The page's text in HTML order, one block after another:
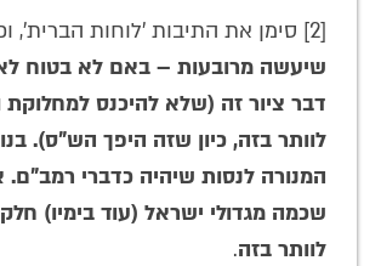
[2] סימן את התיבות 'לוחות הברית', וכתב:
שיעשה מרובעות – באם לא בטוח
דבר ציור זה (שלא להיכנס למחלוקת
לוותר בזה, כיון שזה היפך הש"ס).
המנורה לנסות שיהיה כדברי רמב"ם.
שכמה מגדולי ישראל (עוד בימיו)
לוותר בזה.